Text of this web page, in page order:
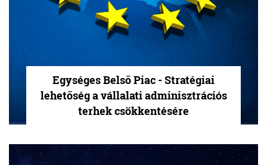
Egységes Belső Piac - Stratégiai
lehetőség a vállalati adminisztrációs
terhek csökkentésére